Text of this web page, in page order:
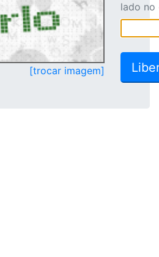
[trocar imagem]
lado no